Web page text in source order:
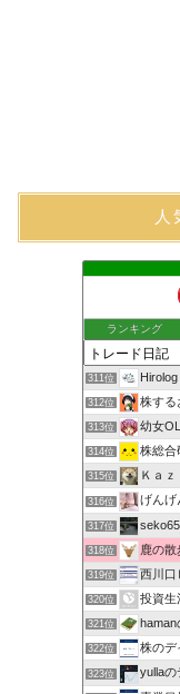
人
ランキング
311位
312位 株する
313位 幼女
314位 株総合
315位 Ｋａ
316位 げんげ
317位
318位 鹿の散
319位 西川口
320位 投資生
321位 haman
322位 株のデ
323位 yullaの